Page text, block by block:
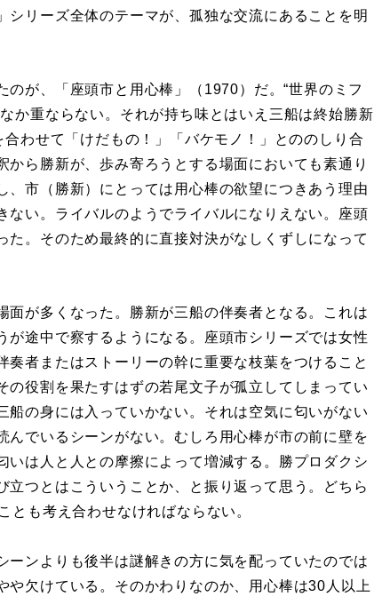
シリーズ全体のテーマが、孤独な交流にあることを明
が、「座頭市と用心棒」（1970）だ。“世界のミフ
か重ならない。それが持ち味とはいえ三船は終始勝新
わせて「けだもの！」「バケモノ！」とののしり合
から勝新が、歩み寄ろうとする場面においても素通り
、市（勝新）にとっては用心棒の欲望につきあう理由
ない。ライバルのようでライバルになりえない。座頭
た。そのため最終的に直接対決がなしくずしになって
が多くなった。勝新が三船の伴奏者となる。これは
が途中で察するようになる。座頭市シリーズでは女性
奏者またはストーリーの幹に重要な枝葉をつけること
の役割を果たすはずの若尾文子が孤立してしまってい
船の身には入っていかない。それは空気に匂いがない
んでいるシーンがない。むしろ用心棒が市の前に壁を
いは人と人との摩擦によって増減する。勝プロダクシ
立つとはこういうことか、と振り返って思う。どちら
とも考え合わせなければならない。
ンよりも後半は謎解きの方に気を配っていたのでは
や欠けている。そのかわりなのか、用心棒は30人以上